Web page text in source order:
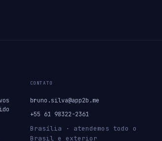
CONTATO
bruno.silva@app2b.me
+55 61 98322-2361
Brasília · atendemos todo o
Brasil e exterior